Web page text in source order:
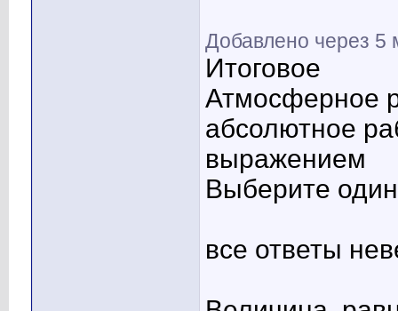
Добавлено через 5
Итоговое
Атмосферное
абсолютное
выражением
Выберите
все ответы